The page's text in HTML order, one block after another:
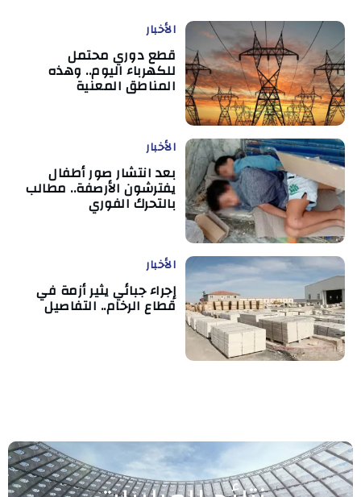
الأخبار
قطع دوري محتمل
للكهرباء اليوم.. وهذه
المناطق المعنية
الأخبار
بعد انتشار صور أطفال
يفترشون الأرصفة.. مطالب
بالتحرك الفوري
الأخبار
إجراء جبائي يثير أزمة في
قطاع الرخام.. التفاصيل